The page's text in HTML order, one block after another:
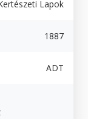
Lapok
1887
ADT